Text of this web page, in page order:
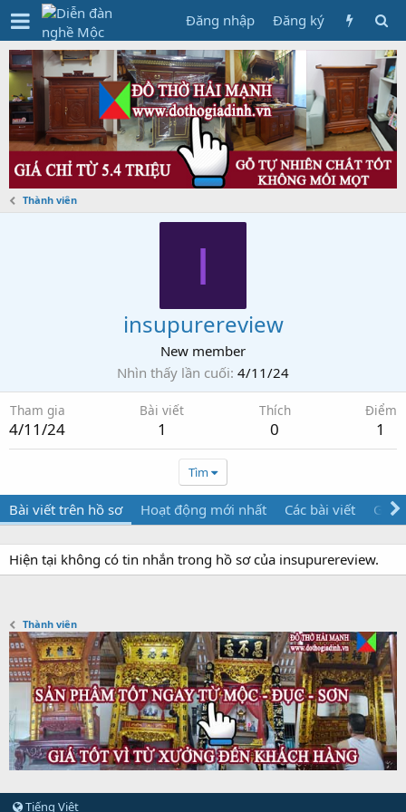
Đăng nhập Đăng ký
Thành viên
I
insupurereview
New member
Nhìn thấy lần cuối 4/11/24
Tham gia
4/11/24
Bài viết
1
Thích
0
Điểm
1
Tìm
Bài viết trên hồ sơ Hoạt động mới nhất Các bài viết Giới
Hiện tại không có tin nhắn trong hồ sơ của insupurereview.
Thành viên
Tiếng Việt